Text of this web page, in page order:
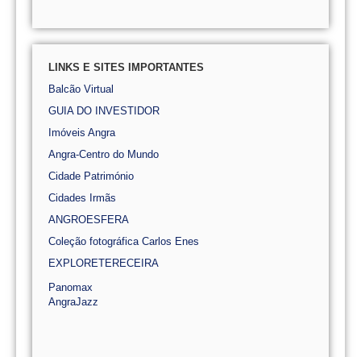
LINKS E SITES IMPORTANTES
Balcão Virtual
GUIA DO INVESTIDOR
Imóveis Angra
Angra-Centro do Mundo
Cidade Património
Cidades Irmãs
ANGROESFERA
Coleção fotográfica Carlos Enes
EXPLORETERECEIRA
Panomax
AngraJazz